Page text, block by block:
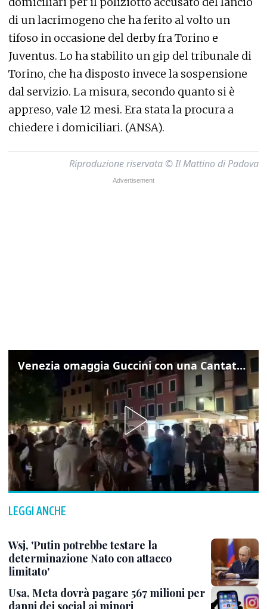
di un lacrimogeno che ha ferito al volto un
tifoso in occasione del derby fra Torino e
Juventus. Lo ha stabilito un gip del tribunale di
Torino, che ha disposto invece la sospensione
dal servizio. La misura, secondo quanto si è
appreso, vale 12 mesi. Era stata la procura a
chiedere i domiciliari. (ANSA).
Riproduzione riservata © Il Mattino di Padova
Venezia omaggia Guccini con una Cantata Anarchica in campo Santa Margherita
LEGGI ANCHE
Wsj, 'Putin potrebbe testare la
determinazione Nato con attacco
limitato'
Usa, Meta dovrà pagare 567 milioni per
danni dei social ai minori